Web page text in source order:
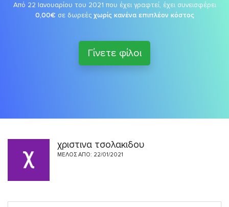
Από 22 Ιανουαρίου του 2021 που έχει γραφτεί, έχει συνεισφέρει
0,00€ σε δωρεές χωρίς κανένα επιπλέον κόστος
Γίνετε φίλοι
χριστινα τσολακιδου
ΜΈΛΟΣ ΑΠΌ: 22/01/2021